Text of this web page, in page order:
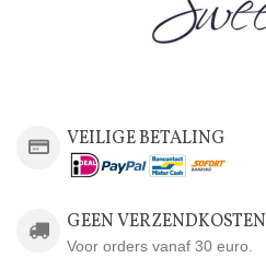
VEILIGE BETALING
GEEN VERZENDKOSTEN
Voor orders vanaf 30 euro.